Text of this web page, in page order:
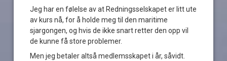
Jeg har en følelse av at Redningsselskapet er litt ute
av kurs nå, for å holde meg til den maritime
sjargongen, og hvis de ikke snart retter den opp vil
de kunne få store problemer.
Men jeg betaler altså medlemsskapet i år, såvidt.